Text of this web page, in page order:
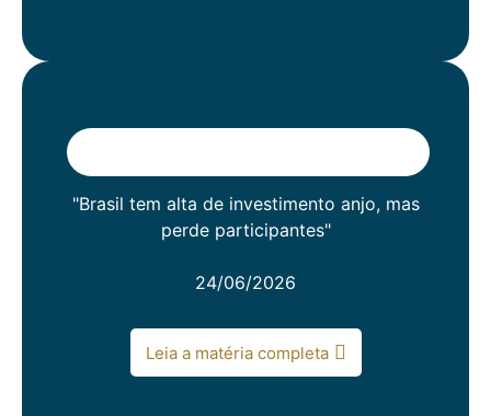
"Brasil tem alta de investimento anjo, mas
perde participantes"
24/06/2026
Leia a matéria completa